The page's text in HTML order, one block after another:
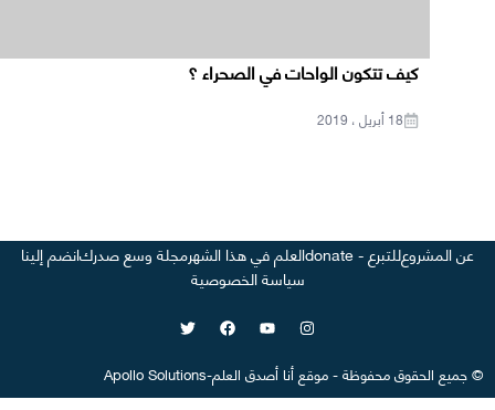
كيف تتكون الواحات في الصحراء ؟
18 أبريل ، 2019
عن المشروعللتبرع - donate العلم في هذا الشهرمجلة وسع صدركانضم إلينا
سياسة الخصوصية
©جميع الحقوق محفوظة-موقع أنا أصدق العلم-
Apollo Solutions